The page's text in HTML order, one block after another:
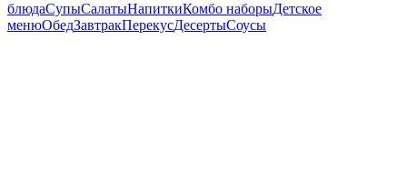
блюдаСупыСалатыНапиткиКомбо наборыДетское
менюОбедЗавтракПерекусДесертыСоусы